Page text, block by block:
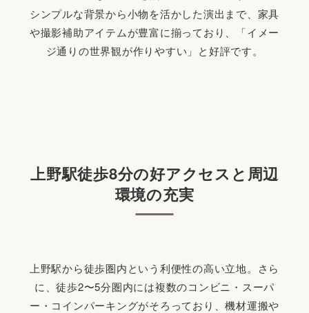
シンプルな背景から小物を活かした演出まで、家具
や撮影補助アイテムが豊富に揃っており、「イメー
ジ通りの世界観が作りやすい」と好評です。
上野駅徒歩8分の好アクセスと周辺
環境の充実
上野駅から徒歩圏内という利便性の高い立地。さら
に、徒歩2〜5分圏内には複数のコンビニ・スーパ
ー・コインパーキングがそろっており、機材運搬や